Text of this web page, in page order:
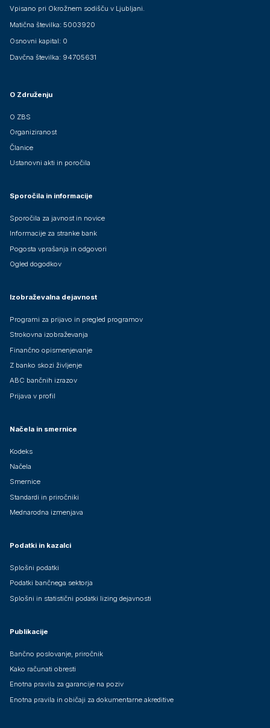
Vpisano pri Okrožnem sodišču v Ljubljani.
Matična številka: 5003920
Osnovni kapital: 0
Davčna številka: 94705631
O Združenju
O ZBS
Organiziranost
Članice
Ustanovni akti in poročila
Sporočila in informacije
Sporočila za javnost in novice
Informacije za stranke bank
Pogosta vprašanja in odgovori
Ogled dogodkov
Izobraževalna dejavnost
Programi za prijavo in pregled programov
Strokovna izobraževanja
Finančno opismenjevanje
Z banko skozi življenje
ABC bančnih izrazov
Prijava v profil
Načela in smernice
Kodeks
Načela
Smernice
Standardi in priročniki
Mednarodna izmenjava
Podatki in kazalci
Splošni podatki
Podatki bančnega sektorja
Splošni in statistični podatki lizing dejavnosti
Publikacije
Bančno poslovanje, priročnik
Kako računati obresti
Enotna pravila za garancije na poziv
Enotna pravila in običaji za dokumentarne akreditive